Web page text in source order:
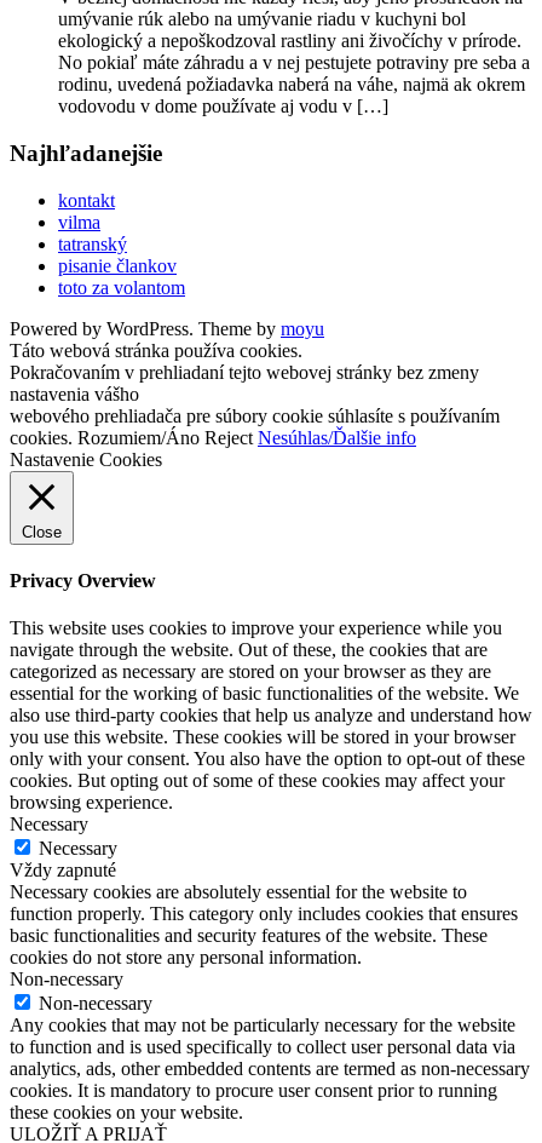
umývanie rúk alebo na umývanie riadu v kuchyni bol
ekologický a nepoškodzoval rastliny ani živočíchy v prírode.
No pokiaľ máte záhradu a v nej pestujete potraviny pre seba a
rodinu, uvedená požiadavka naberá na váhe, najmä ak okrem
vodovodu v dome používate aj vodu v […]
Najhľadanejšie
kontakt
vilma
tatranský
pisanie člankov
toto za volantom
Powered by WordPress. Theme by moyu
Táto webová stránka používa cookies.
Pokračovaním v prehliadaní tejto webovej stránky bez zmeny
nastavenia vášho
webového prehliadača pre súbory cookie súhlasíte s používaním
cookies. Rozumiem/Áno Reject Nesúhlas/Ďalšie info
Nastavenie Cookies
Close
Privacy Overview
This website uses cookies to improve your experience while you
navigate through the website. Out of these, the cookies that are
categorized as necessary are stored on your browser as they are
essential for the working of basic functionalities of the website. We
also use third-party cookies that help us analyze and understand how
you use this website. These cookies will be stored in your browser
only with your consent. You also have the option to opt-out of these
cookies. But opting out of some of these cookies may affect your
browsing experience.
Necessary
Necessary
Vždy zapnuté
Necessary cookies are absolutely essential for the website to
function properly. This category only includes cookies that ensures
basic functionalities and security features of the website. These
cookies do not store any personal information.
Non-necessary
Non-necessary
Any cookies that may not be particularly necessary for the website
to function and is used specifically to collect user personal data via
analytics, ads, other embedded contents are termed as non-necessary
cookies. It is mandatory to procure user consent prior to running
these cookies on your website.
ULOŽIŤ A PRIJAŤ